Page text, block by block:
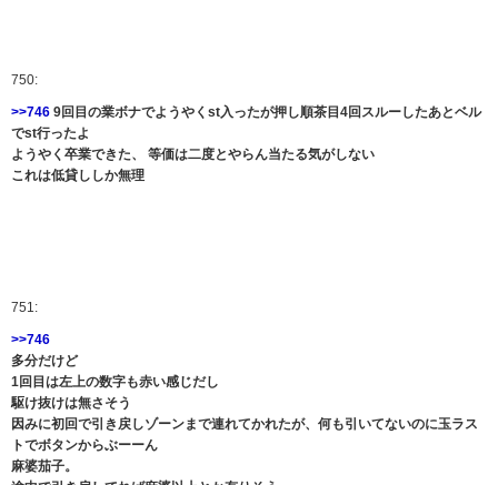
750:
>>746 9回目の業ボナでようやくst入ったが押し順茶目4回スルーしたあとベル
でst行ったよ
ようやく卒業できた、 等価は二度とやらん当たる気がしない
これは低貸ししか無理
751:
>>746
多分だけど
1回目は左上の数字も赤い感じだし
駆け抜けは無さそう
因みに初回で引き戻しゾーンまで連れてかれたが、何も引いてないのに玉ラス
トでボタンからぶーーん
麻婆茄子。